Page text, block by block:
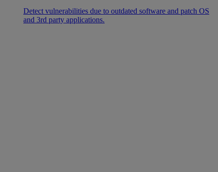
Detect vulnerabilities due to outdated software and patch OS
and 3rd party applications.